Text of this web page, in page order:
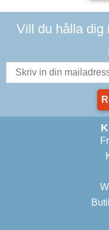
Vill du hålla dig